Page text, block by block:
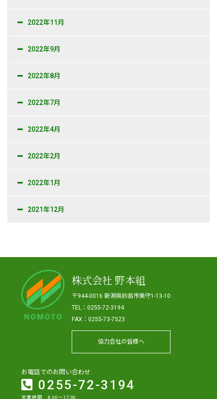
2022年11月
2022年9月
2022年8月
2022年7月
2022年4月
2022年2月
2022年1月
2021年12月
株式会社 野本組
〒944-0016 新潟県妙高市美守1-13-10
TEL：0255-72-3194
FAX：0255-73-7523
協力会社の皆様へ
お電話でのお問い合わせ
0255-72-3194
営業時間 8:00～17:00